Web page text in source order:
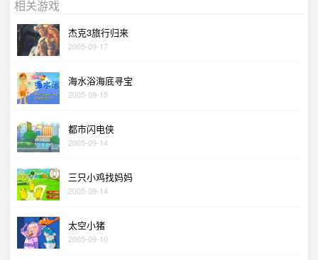
相关游戏
杰克3旅行归来
2005-09-17
海水浴海底寻宝
2005-09-15
都市闪电侠
2005-09-14
三只小鸡找妈妈
2005-09-14
太空小猪
2005-09-10